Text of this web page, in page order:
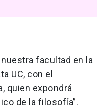
facultad en la
UC, con el
quien expondrá
de la filosofía”.